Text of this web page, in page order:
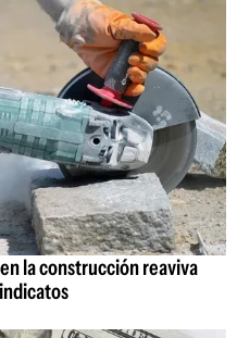
la construcción reaviva